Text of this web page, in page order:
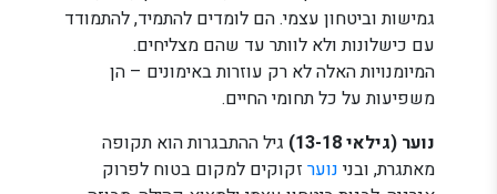
גמישות וביטחון עצמי. הם לומדים להתמיד, להתמודד
עם כישלונות ולא לוותר עד שהם מצליחים.
המיומנויות האלה לא רק עוזרות באימונים – הן
משפיעות על כל תחומי החיים.
נוער (גילאי 13-18)
גיל ההתבגרות הוא תקופה
מאתגרת, ובני נוער זקוקים למקום בטוח לפרוק